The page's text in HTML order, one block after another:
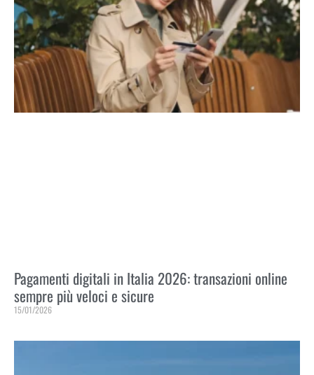
Pagamenti digitali in Italia 2026: transazioni online
sempre più veloci e sicure
15/01/2026